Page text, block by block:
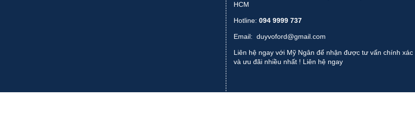
HCM
Hotline: 094 9999 737
Email: duyvoford@gmail.com
Liên hệ ngay với Mỹ Ngân để nhận được tư vấn chính xác
và ưu đãi nhiều nhất ! Liên hệ ngay